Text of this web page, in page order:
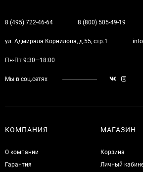
8 (495) 722-46-64 8 (800) 505-49-19
ул. Адмирала Корнилова, д.55, стр.1
Пн-Пт 9:30—18:00
Мы в соц.сетях
КОМПАНИЯ
О компании
Гарантия
МАГАЗИН
Корзина
Личный